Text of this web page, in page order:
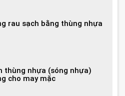
rau sạch bằng thùng nhựa
thùng nhựa (sóng nhựa)
cho may mặc